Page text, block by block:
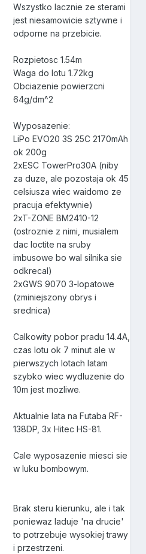
Wszystko lacznie ze sterami
jest niesamowicie sztywne i
odporne na przebicie.
Rozpietosc 1.54m
Waga do lotu 1.72kg
Obciazenie powierzcni
64g/dm^2
Wyposazenie:
LiPo EVO20 3S 25C 2170mAh
ok 200g
2xESC TowerPro30A (niby
za duze, ale pozostaja ok 45
celsiusza wiec waidomo ze
pracuja efektywnie)
2xT-ZONE BM2410-12
(ostroznie z nimi, musialem
dac loctite na sruby
imbusowe bo wal silnika sie
odkrecal)
2xGWS 9070 3-lopatowe
(zminiejszony obrys i
srednica)
Calkowity pobor pradu 14.4A,
czas lotu ok 7 minut ale w
pierwszych lotach latam
szybko wiec wydluzenie do
10m jest mozliwe.
Aktualnie lata na Futaba RF-
138DP, 3x Hitec HS-81.
Cale wyposazenie miesci sie
w luku bombowym.
Brak steru kierunku, ale i tak
poniewaz laduje 'na drucie'
to potrzebuje wysokiej trawy
i przestrzeni.